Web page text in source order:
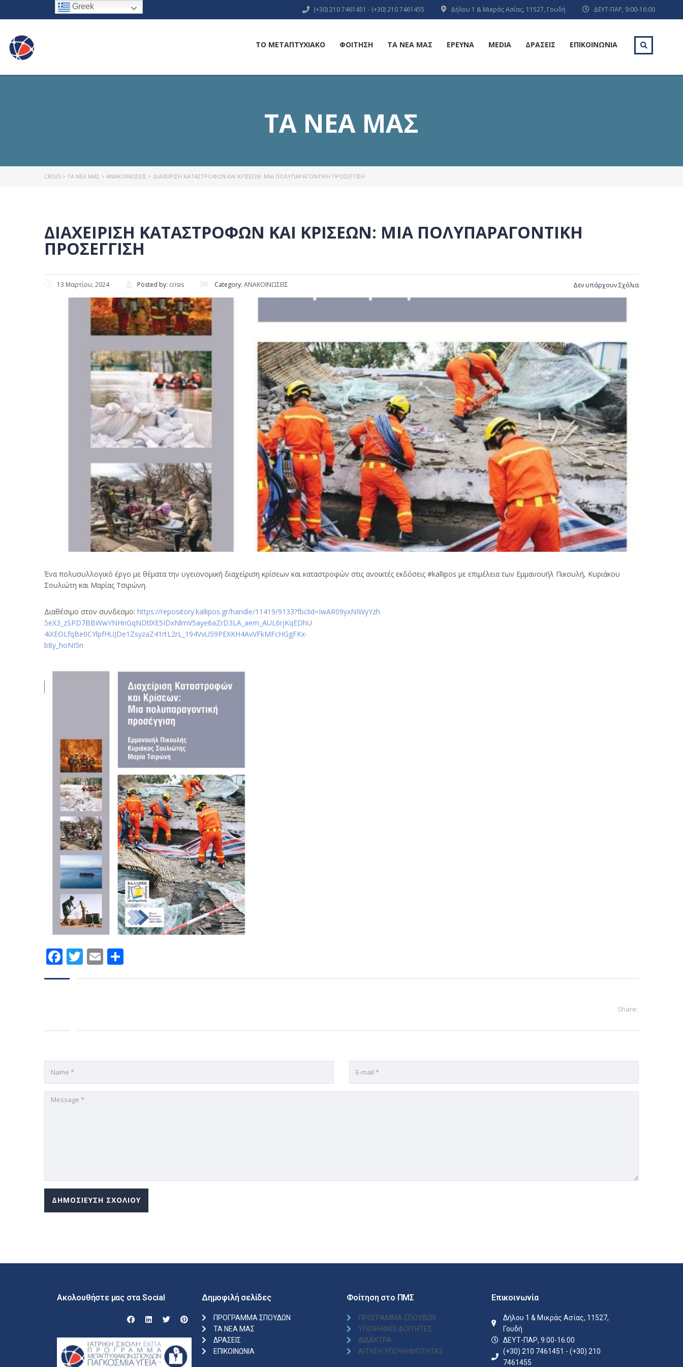
ΔΕΥΤ-ΠΑΡ, 9:00-16:00
Δήλου 1 & Μικράς Ασίας, 11527, Γουδή
(+30) 210 7461451 - (+30) 210 7461455
ΤΟ ΜΕΤΑΠΤΥΧΙΑΚΟ ΦΟΙΤΗΣΗ ΤΑ ΝΕΑ ΜΑΣ ΕΡΕΥΝΑ MEDIA ΔΡΑΣΕΙΣ ΕΠΙΚΟΙΝΩΝΙΑ
ΤΑ ΝΕΑ ΜΑΣ
CRISIS > ΤΑ ΝΕΑ ΜΑΣ > ΑΝΑΚΟΙΝΩΣΕΙΣ > ΔΙΑΧΕΊΡΙΣΗ ΚΑΤΑΣΤΡΟΦΏΝ ΚΑΙ ΚΡΊΣΕΩΝ: ΜΙΑ ΠΟΛΥΠΑΡΑΓΟΝΤΙΚΉ ΠΡΟΣΈΓΓΙΣΗ
ΔΙΑΧΕΊΡΙΣΗ ΚΑΤΑΣΤΡΟΦΏΝ ΚΑΙ ΚΡΊΣΕΩΝ: ΜΙΑ ΠΟΛΥΠΑΡΑΓΟΝΤΙΚΉ
ΠΡΟΣΈΓΓΙΣΗ
13 Μαρτίου, 2024 Posted by: crisis Category: ΑΝΑΚΟΙΝΩΣΕΙΣ Δεν υπάρχουν Σχόλια
Ένα πολυσυλλογικό έργο με θέματα την υγειονομική διαχείριση κρίσεων και καταστροφών στις ανοικτές εκδόσεις #kallipos με επιμέλεια των Εμμανουήλ Πικουλή, Κυριάκου
Σουλιώτη και Μαρίας Τσιρώνη.
Διαθέσιμο στον συνδεσμο: https://repository.kallipos.gr/handle/11419/9133?fbclid=IwAR09yxNIWyYzh
5eX3_zSPD7BBWwYNHnGqNDtlXE5IDxNlmV5aye6aZrD3LA_aem_AUL6rjKqEDhU
4iXEOLfqBe0CYlpfHUJDe1ZsyzaZ41rtL2rL_194VvU59PEXKH4AvVFkMFcHGgFKx-
b8y_hoNI5n
Facebook
Twitter
Email
Share:
Ακολουθήστε μας στα Social Δημοφιλή σελίδες
ΠΡΟΓΡΑΜΜΑ ΣΠΟΥΔΩΝ
ΤΑ ΝΕΑ ΜΑΣ
ΔΡΑΣΕΙΣ
ΕΠΙΚΟΙΝΩΝΙΑ
Φοίτηση στο ΠΜΣ
ΠΡΟΓΡΑΜΜΑ ΣΠΟΥΔΩΝ
ΥΠΟΨΗΦΙΟΙ ΦΟΙΤΗΤΕΣ
ΔΙΔΑΚΤΡΑ
ΑΙΤΗΣΗ ΥΠΟΨΗΦΙΟΤΗΤΑΣ
Επικοινωνία
Δήλου 1 & Μικράς Ασίας, 11527,
Γουδή
ΔΕΥΤ-ΠΑΡ, 9:00-16:00
(+30) 210 7461451 - (+30) 210
7461455
Greek